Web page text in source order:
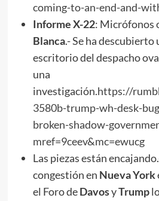
coming-to-an-end-and-
Informe X-22: Micrófonos
Blanca.- Se ha descubierto
escritorio del despacho
una
investigación.https://
3580b-trump-wh-desk-
broken-shadow-
mref=9ceev&mc=ewucg
Las piezas están
congestión en Nueva York
el Foro deDavosyTrump